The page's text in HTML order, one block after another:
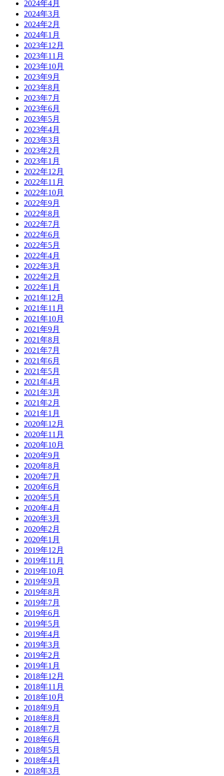
2024年4月
2024年3月
2024年2月
2024年1月
2023年12月
2023年11月
2023年10月
2023年9月
2023年8月
2023年7月
2023年6月
2023年5月
2023年4月
2023年3月
2023年2月
2023年1月
2022年12月
2022年11月
2022年10月
2022年9月
2022年8月
2022年7月
2022年6月
2022年5月
2022年4月
2022年3月
2022年2月
2022年1月
2021年12月
2021年11月
2021年10月
2021年9月
2021年8月
2021年7月
2021年6月
2021年5月
2021年4月
2021年3月
2021年2月
2021年1月
2020年12月
2020年11月
2020年10月
2020年9月
2020年8月
2020年7月
2020年6月
2020年5月
2020年4月
2020年3月
2020年2月
2020年1月
2019年12月
2019年11月
2019年10月
2019年9月
2019年8月
2019年7月
2019年6月
2019年5月
2019年4月
2019年3月
2019年2月
2019年1月
2018年12月
2018年11月
2018年10月
2018年9月
2018年8月
2018年7月
2018年6月
2018年5月
2018年4月
2018年3月